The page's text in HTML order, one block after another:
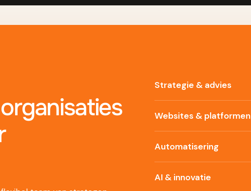
Strategie & advies
Websites & platformen
Automatisering
AI & innovatie